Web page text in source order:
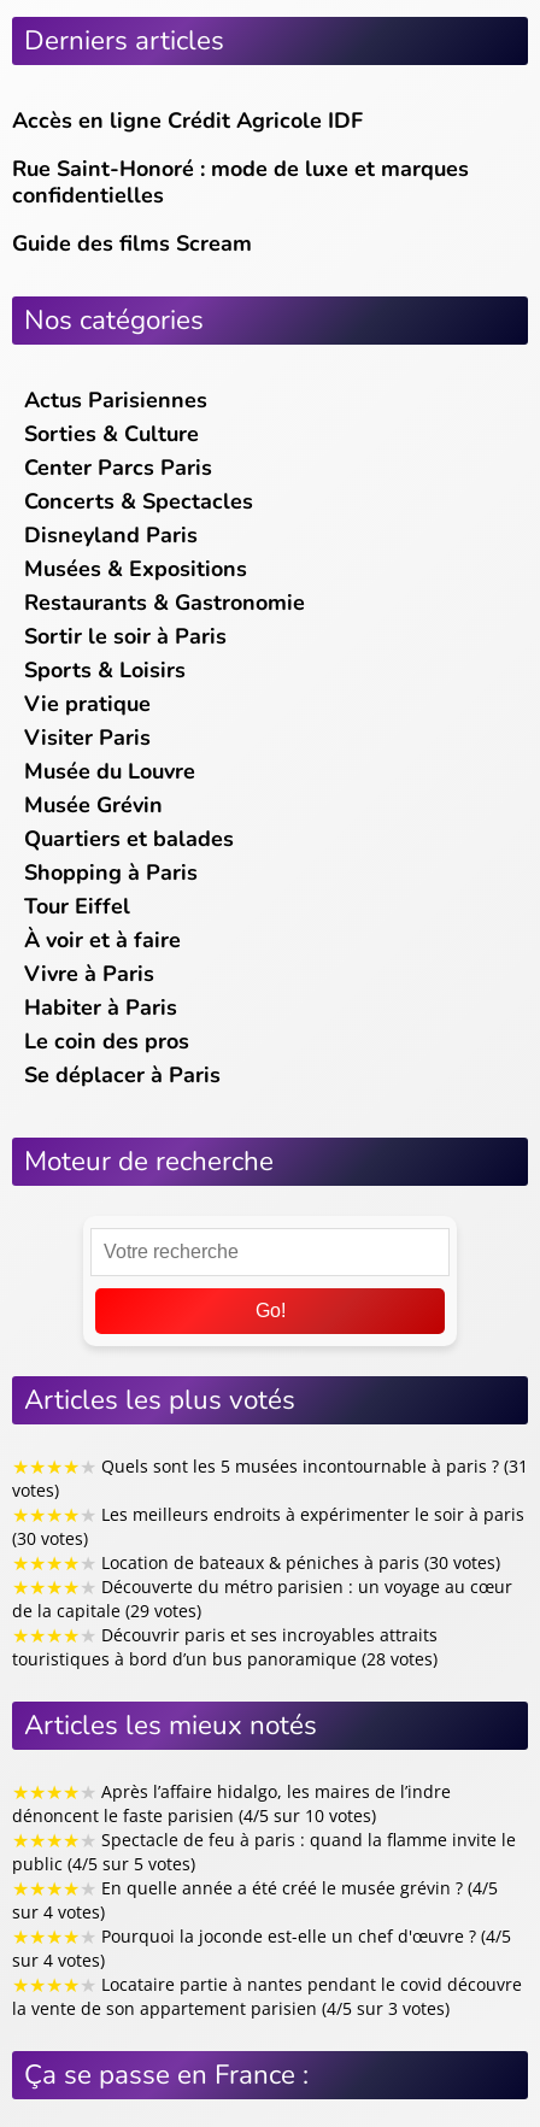
Derniers articles
Accès en ligne Crédit Agricole IDF
Rue Saint-Honoré : mode de luxe et marques
confidentielles
Guide des films Scream
Nos catégories
Actus Parisiennes
Sorties & Culture
Center Parcs Paris
Concerts & Spectacles
Disneyland Paris
Musées & Expositions
Restaurants & Gastronomie
Sortir le soir à Paris
Sports & Loisirs
Vie pratique
Visiter Paris
Musée du Louvre
Musée Grévin
Quartiers et balades
Shopping à Paris
Tour Eiffel
À voir et à faire
Vivre à Paris
Habiter à Paris
Le coin des pros
Se déplacer à Paris
Moteur de recherche
Go!
Articles les plus votés
★★★★★ Quels sont les 5 musées incontournable à paris ? (31
votes)
★★★★★ Les meilleurs endroits à expérimenter le soir à paris
(30 votes)
★★★★★ Location de bateaux & péniches à paris (30 votes)
★★★★★ Découverte du métro parisien : un voyage au cœur
de la capitale (29 votes)
★★★★★ Découvrir paris et ses incroyables attraits
touristiques à bord d’un bus panoramique (28 votes)
Articles les mieux notés
★★★★★ Après l’affaire hidalgo, les maires de l’indre
dénoncent le faste parisien (4/5 sur 10 votes)
★★★★★ Spectacle de feu à paris : quand la flamme invite le
public (4/5 sur 5 votes)
★★★★★ En quelle année a été créé le musée grévin ? (4/5
sur 4 votes)
★★★★★ Pourquoi la joconde est-elle un chef d'œuvre ? (4/5
sur 4 votes)
★★★★★ Locataire partie à nantes pendant le covid découvre
la vente de son appartement parisien (4/5 sur 3 votes)
Ça se passe en France :